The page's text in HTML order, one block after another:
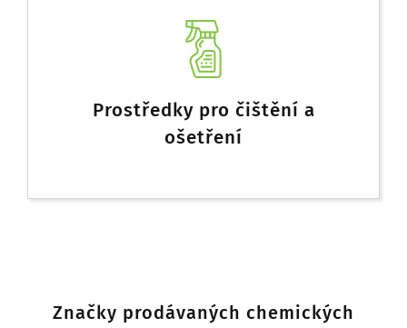
Prostředky pro čištění a
ošetření
Značky prodávaných chemických